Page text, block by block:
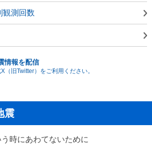
観測回数
情報を配信
（旧Twitter）をご利用ください。
震
時にあわてないために